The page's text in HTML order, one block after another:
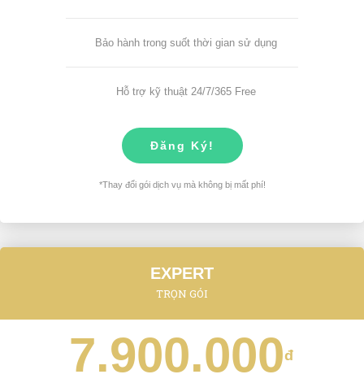
Bảo hành trong suốt thời gian sử dụng
Hỗ trợ kỹ thuật 24/7/365 Free
Đăng Ký!
*Thay đổi gói dịch vụ mà không bị mất phí!
EXPERT
TRỌN GÓI
7.900.000đ